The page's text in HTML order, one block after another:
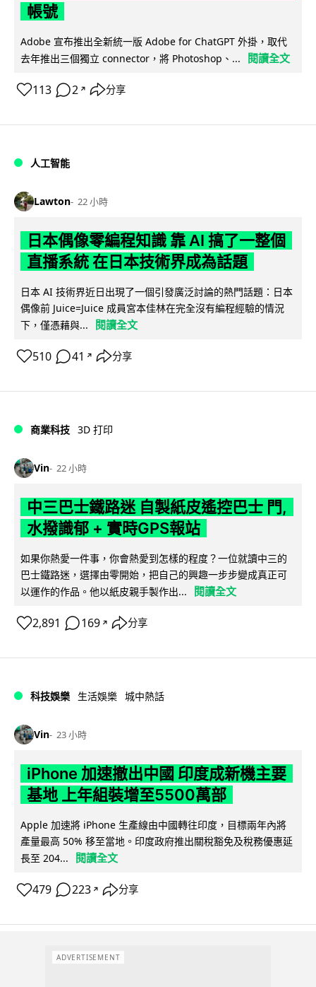
帳號
Adobe 宣布推出全新統一版 Adobe for ChatGPT 外掛，取代
去年推出三個獨立 connector，將 Photoshop、...
閱讀全文
113 2 ↗ 分享
人工智能
Lawton 22 小時
日本偶像零編程知識 靠 AI 搞了一整個
直播系統 在日本技術界成為話題
日本 AI 技術界近日出現了一個引發廣泛討論的熱門話題：日本
偶像前 Juice=Juice 成員宮本佳林在完全沒有編程經驗的情況
下，僅憑藉與...
閱讀全文
510 41 ↗ 分享
商業科技 3D 打印
Vin 22 小時
中三巴士鐵路迷 自製紙皮遙控巴士 門,
水撥識郁 + 實時GPS報站
如果你熱愛一件事，你會熱愛到怎樣的程度？一位就讀中三的
巴士鐵路迷，選擇由零開始，把自己的興趣一步步變成真正可
以運作的作品。他以紙皮親手製作出...
閱讀全文
2,891 169 ↗ 分享
科技娛樂 生活娛樂 城中熱話
Vin 23 小時
iPhone 加速撤出中國 印度成新機主要
基地 上年組裝增至5500萬部
Apple 加速將 iPhone 生產線由中國轉往印度，目標兩年內將
產量最高 50% 移至當地。印度政府推出關稅豁免及稅務優惠延
長至 204...
閱讀全文
479 223 ↗ 分享
ADVERTISEMENT